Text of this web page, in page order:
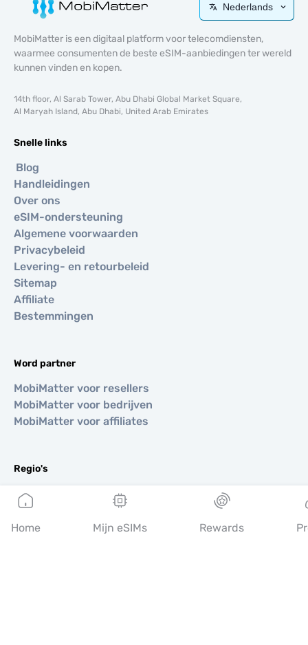
Nederlands
MobiMatter is een digitaal platform voor telecomdiensten,
waarmee consumenten de beste eSIM-aanbiedingen ter wereld
kunnen vinden en kopen.
14th floor, Al Sarab Tower, Abu Dhabi Global Market Square,
Al Maryah Island, Abu Dhabi, United Arab Emirates
Snelle links
Blog
Handleidingen
Over ons
eSIM-ondersteuning
Algemene voorwaarden
Privacybeleid
Levering- en retourbeleid
Sitemap
Affiliate
Bestemmingen
Word partner
MobiMatter voor resellers
MobiMatter voor bedrijven
MobiMatter voor affiliates
Regio's
eSIM voor Europa
eSIM voor Azië
eSIM voor Amerika
Home Mijn eSIMs Rewards